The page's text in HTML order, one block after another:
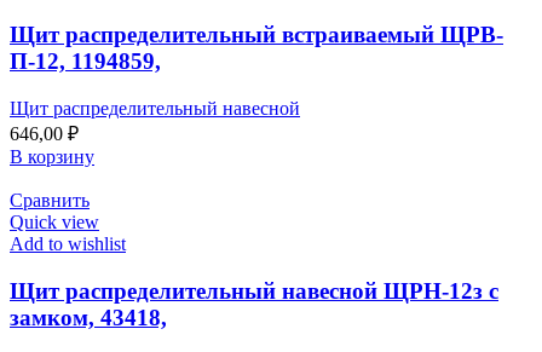
Щит распределительный встраиваемый ЩРВ-
П-12, 1194859,
Щит распределительный навесной
646,00 ₽
В корзину
Сравнить
Quick view
Add to wishlist
Щит распределительный навесной ЩРН-12з с
замком, 43418,